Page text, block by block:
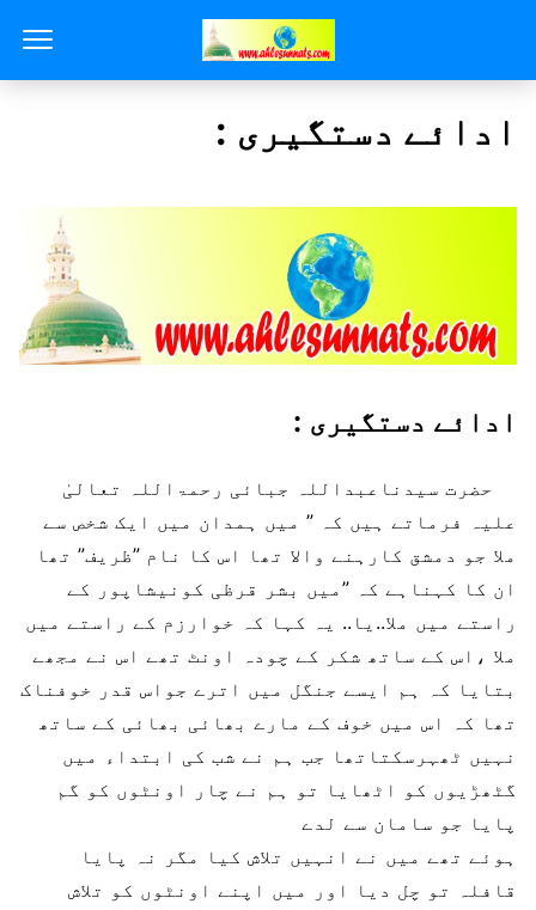
ادائے دستگیری :
ادائے دستگیری :
حضرت سیدناعبداللہ جبائی رحمۃاللہ تعالیٰ
علیہ فرماتے ہیں کہ ” میں ہمدان میں ایک شخص سے
ملا جو دمشق کارہنے والا تھا اس کا نام ”ظریف” تھا
ان کا کہناہے کہ ”میں بشر قرظی کونیشاپور کے
راستے میں ملا..یا.. یہ کہا کہ خوارزم کے راستے میں
ملا ،اس کے ساتھ شکر کے چودہ اونٹ تھے اس نے مجھے
بتایا کہ ہم ایسے جنگل میں اترے جواس قدر خوفناک
تھا کہ اس میں خوف کے مارے بھائی بھائی کے ساتھ
نہیں ٹھہرسکتاتھا جب ہم نے شب کی ابتداء میں
گٹھڑیوں کو اٹھایا تو ہم نے چار اونٹوں کو گم
پایا جو سامان سے لدے
ہوئے تھے میں نے انہیں تلاش کیا مگر نہ پایا
قافلہ تو چل دیا اور میں اپنے اونٹوں کو تلاش